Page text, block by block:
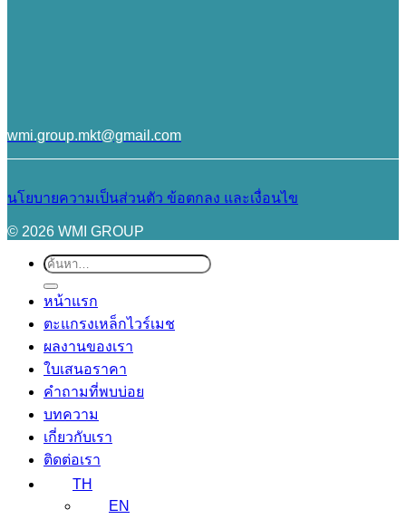
wmi.group.mkt@gmail.com
นโยบายความเป็นส่วนตัว ข้อตกลง และเงื่อนไข
© 2026 WMI GROUP
ค้นหา:
หน้าแรก
ตะแกรงเหล็กไวร์เมช
ผลงานของเรา
ใบเสนอราคา
คำถามที่พบบ่อย
บทความ
เกี่ยวกับเรา
ติดต่อเรา
TH
EN